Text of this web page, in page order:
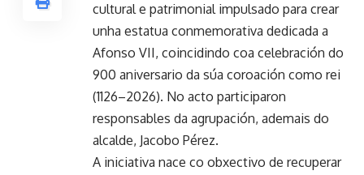
cultural e patrimonial impulsado para crear
unha estatua conmemorativa dedicada a
Afonso VII, coincidindo coa celebración do
900 aniversario da súa coroación como rei
(1126–2026). No acto participaron
responsables da agrupación, ademais do
alcalde, Jacobo Pérez.
A iniciativa nace co obxectivo de recuperar